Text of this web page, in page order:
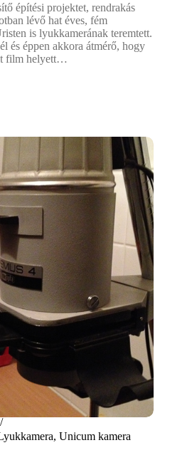
építési projektet, rendrakás
lévő hat éves, fém
is lyukkamerának teremtett.
és éppen akkora átmérő, hogy
film helyett…
, Unicum kamera